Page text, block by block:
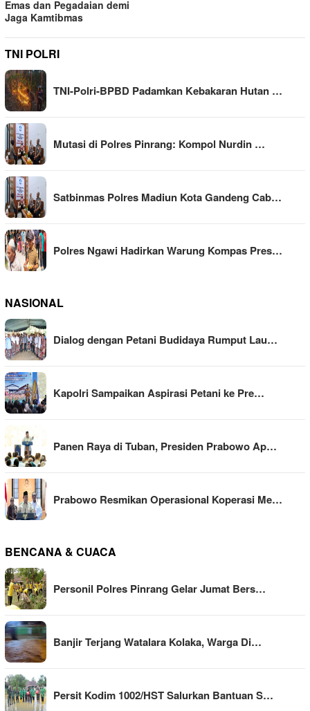
Emas dan Pegadaian demi
Jaga Kamtibmas
TNI POLRI
TNI-Polri-BPBD Padamkan Kebakaran Hutan …
Mutasi di Polres Pinrang: Kompol Nurdin …
Satbinmas Polres Madiun Kota Gandeng Cab…
Polres Ngawi Hadirkan Warung Kompas Pres…
NASIONAL
Dialog dengan Petani Budidaya Rumput Lau…
Kapolri Sampaikan Aspirasi Petani ke Pre…
Panen Raya di Tuban, Presiden Prabowo Ap…
Prabowo Resmikan Operasional Koperasi Me…
BENCANA & CUACA
Personil Polres Pinrang Gelar Jumat Bers…
Banjir Terjang Watalara Kolaka, Warga Di…
Persit Kodim 1002/HST Salurkan Bantuan S…